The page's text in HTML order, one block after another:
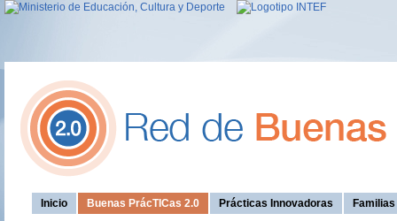
Inicio Buenas PrácTICas 2.0 Prácticas Innovadoras